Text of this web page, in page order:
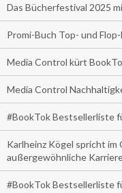
Das Bücherfestival 2025
Promi-Buch Top- und
Media Control kürt
Media Control
#BookTok Bestsellerliste
Karlheinz Kögel spricht im
außergewöhnliche
#BookTok Bestsellerliste